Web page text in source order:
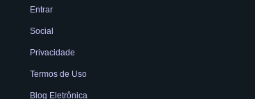
Entrar
Social
Privacidade
Termos de Uso
Blog Eletrônica